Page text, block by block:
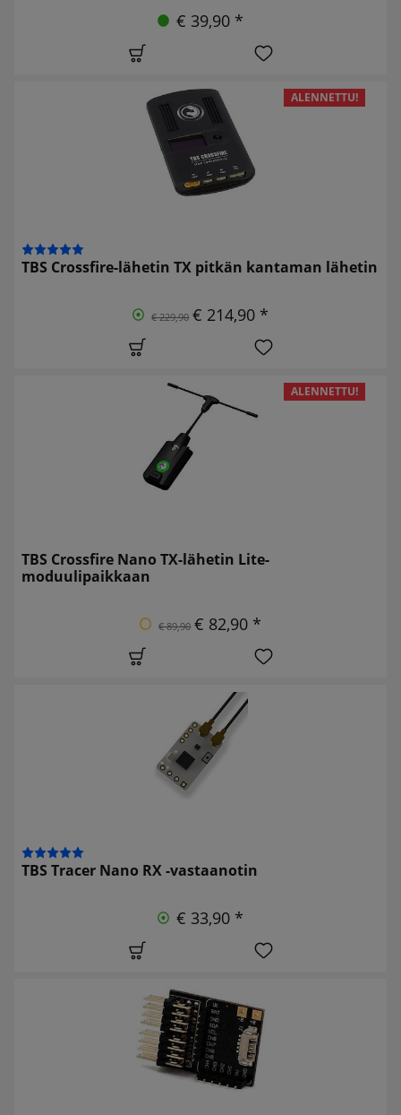
€ 39,90 *
ALENNETTU!
TBS Crossfire-lähetin TX pitkän kantaman lähetin
€ 229,90 € 214,90 *
ALENNETTU!
TBS Crossfire Nano TX-lähetin Lite-
moduulipaikkaan
€ 89,90 € 82,90 *
TBS Tracer Nano RX -vastaanotin
€ 33,90 *